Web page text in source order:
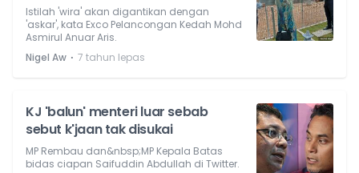
Istilah 'wira' akan digantikan dengan
'askar', kata Exco Pelancongan Kedah Mohd
Asmirul Anuar Aris.
Nigel Aw ⋅ 7 tahun lepas
KJ 'balun' menteri luar sebab
sebut k'jaan tak disukai
MP Rembau dan&nbsp;MP Kepala Batas
bidas ciapan Saifuddin Abdullah di Twitter.